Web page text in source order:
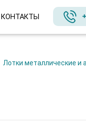
КОНТАКТЫ
Лотки металлические и